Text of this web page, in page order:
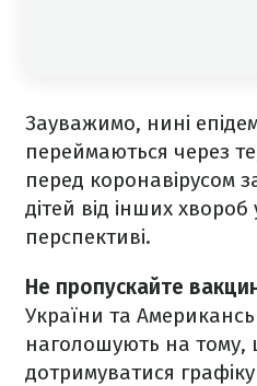
Зауважимо, нині
переймаються через
перед коронавірусом
дітей від інших хвороб
перспективі.
Не пропускайте
України та
наголошують на тому,
дотримуватися